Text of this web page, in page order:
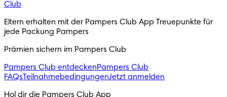
Club
Eltern erhalten mit der Pampers Club App Treuepunkte für
jede Packung Pampers
Prämien sichern im Pampers Club
Pampers Club entdeckenPampers Club
FAQsTeilnahmebedingungenJetzt anmelden
Hol dir die Pampers Club App